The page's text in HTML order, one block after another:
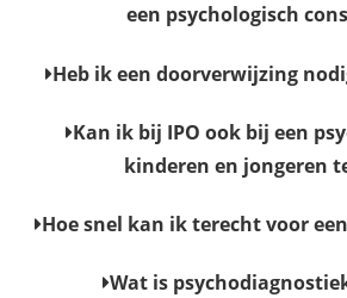
een psychologisch
Heb ik een doorverwijzing
Kan ik bij IPO ook bij een
kinderen en jongeren
Hoe snel kan ik terecht voor
Wat is